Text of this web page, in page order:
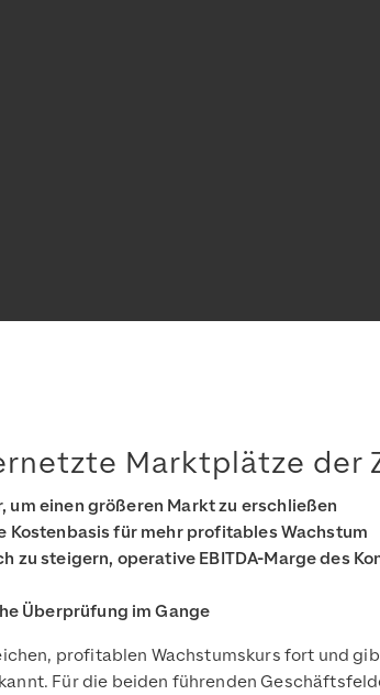
Marktplätze der
einen größeren Markt zu erschließen
für mehr profitables Wachstum
steigern, operative EBITDA-Marge des
Überprüfung im Gange
profitablen Wachstumskurs fort und
Für die beiden führenden